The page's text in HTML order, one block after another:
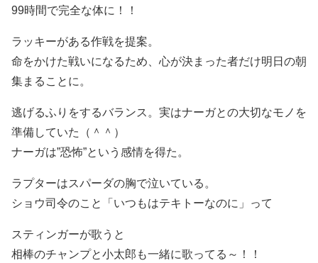
99時間で完全な体に！！
ラッキーがある作戦を提案。
命をかけた戦いになるため、心が決まった者だけ明日の朝
集まることに。
逃げるふりをするバランス。実はナーガとの大切なモノを
準備していた（＾＾）
ナーガは”恐怖”という感情を得た。
ラプターはスパーダの胸で泣いている。
ショウ司令のこと「いつもはテキトーなのに」って
スティンガーが歌うと
相棒のチャンプと小太郎も一緒に歌ってる～！！